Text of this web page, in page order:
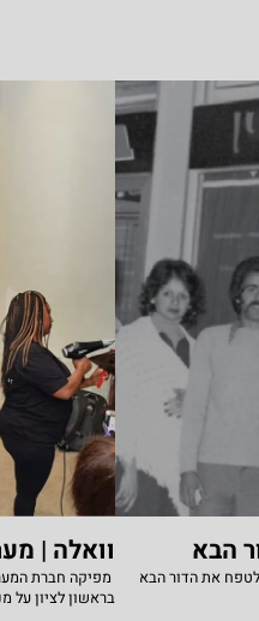
הבא
לה למטרה כבר למעלה מ45 שנה לטפח את הדור הבא
וואלה |
מפיקה חברת
בראשון לציון על